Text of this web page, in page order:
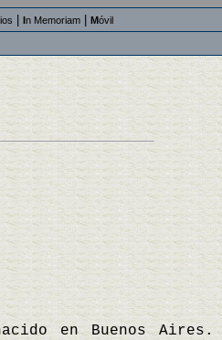
In Memoriam Móvil
en Buenos